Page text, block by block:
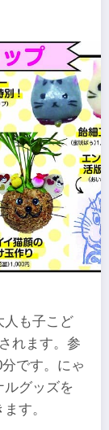
人も子こど
れます。参
です。にゃ
ルグッズを
す。